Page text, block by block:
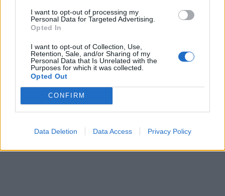
I want to opt-out of processing my
Personal Data for Targeted Advertising.
Opted In
I want to opt-out of Collection, Use,
Retention, Sale, and/or Sharing of my
Personal Data that Is Unrelated with the
Purposes for which it was collected.
Opted Out
CONFIRM
Data Deletion Data Access Privacy Policy
-To παιχνίδι Ρόδος-Ασπρόπυργος αναβάλλεται
ΑΣΤΕΡΑΣ ΒΛΑΧΙΩΤΗ
ΣΑΝΤΟΡΙΝΗ